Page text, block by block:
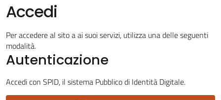
Servizi
Menu selezionato
Dozza
Accedi
Per accedere al sito a ai suoi servizi, utilizza una delle seguenti
modalità.
Autenticazione
Accedi con SPID, il sistema Pubblico di Identità Digitale.